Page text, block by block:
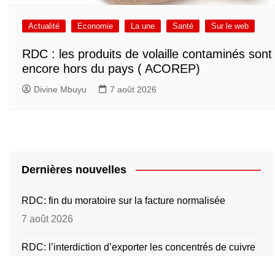
Actualité Economie La une Santé Sur le web
RDC : les produits de volaille contaminés sont
encore hors du pays ( ACOREP)
Divine Mbuyu 7 août 2026
Dernières nouvelles
RDC: fin du moratoire sur la facture normalisée
7 août 2026
RDC: l’interdiction d’exporter les concentrés de cuivre